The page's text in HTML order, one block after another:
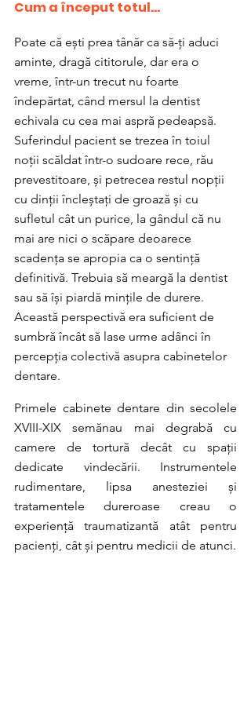
Cum a început totul...
Poate că ești prea tânăr ca să-ți aduci
aminte, dragă cititorule, dar era o
vreme, într-un trecut nu foarte
îndepărtat, când mersul la dentist
echivala cu cea mai aspră pedeapsă.
Suferindul pacient se trezea în toiul
noții scăldat într-o sudoare rece, rău
prevestitoare, și petrecea restul nopții
cu dinții încleștați de groază și cu
sufletul cât un purice, la gândul că nu
mai are nici o scăpare deoarece
scadența se apropia ca o sentință
definitivă. Trebuia să meargă la dentist
sau să își piardă mințile de durere.
Această perspectivă era suficient de
sumbră încât să lase urme adânci în
percepția colectivă asupra cabinetelor
dentare.
Primele cabinete dentare din secolele
XVIII-XIX semănau mai degrabă cu
camere de tortură decât cu spații
dedicate vindecării. Instrumentele
rudimentare, lipsa anesteziei și
tratamentele dureroase creau o
experiență traumatizantă atât pentru
pacienți, cât și pentru medicii de atunci.